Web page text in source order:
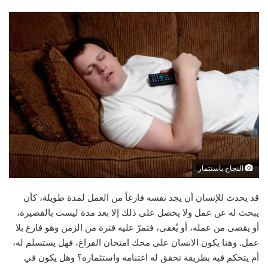
النجاح باستثمار
قد يحدث للإنسان أن يجد نفسه فارغاً من العمل لمدة طويلة، كأن
يبحث له عن عمل ولا يحصل على ذلك إلا بعد مدة ليست بالقصيرة،
أو يقصى من عمله، أو يُعفى، فتمرّ عليه فترة من الزمن وهو فارغ بلا
عمل. وهنا يكون الانسان على محك امتحان الفراغ، فهل يستسلم له،
أم يتحكم فيه بطريقة تحقق له اغتنامه واستثماره؟ وهل يكون في